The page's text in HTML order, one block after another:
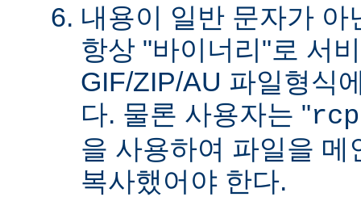
내용이 일반 문자가 아
항상 "바이너리"로 서
GIF/ZIP/AU 파일형식
다. 물론 사용자는 "
을 사용하여 파일을 메
복사했어야 한다.